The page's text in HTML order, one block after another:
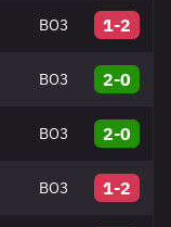
BO3 1-2
BO3 2-0
BO3 2-0
BO3 1-2